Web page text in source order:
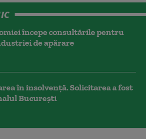
începe consultările pentru
de apărare
în insolvență. Solicitarea a fost
București